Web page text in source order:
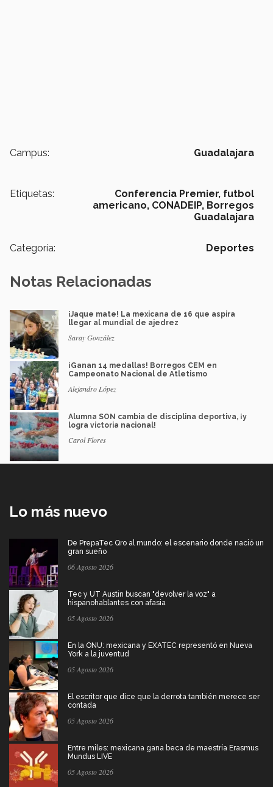
Campus: Guadalajara
Etiquetas: Conferencia Premier, futbol
americano, CONADEIP, Borregos
Guadalajara
Categoría: Deportes
Notas Relacionadas
¡Jaque mate! La mexicana de 16 que aspira
llegar al mundial de ajedrez
Saray González
¡Ganan 14 medallas! Borregos CEM en
Campeonato Nacional de Atletismo
Alejandro López
Alumna SON cambia de disciplina deportiva, ¡y
logra victoria nacional!
Carol Flores
Lo más nuevo
De PrepaTec Qro al mundo: el escenario donde nació un
gran sueño
06 Agosto 2026
Tec y UT Austin buscan "devolver la voz" a
hispanohablantes con afasia
05 Agosto 2026
En la ONU: mexicana y EXATEC representó en Nueva
York a la juventud
05 Agosto 2026
El escritor que dice que la derrota también merece ser
contada
05 Agosto 2026
Entre miles: mexicana gana beca de maestría Erasmus
Mundus LIVE
05 Agosto 2026